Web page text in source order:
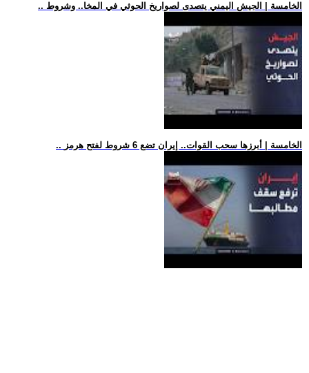
.. الخامسة | الجيش اليمني يتصدى لصواريخ الحوثي في المخا.. وشروط
.. الخامسة | أبرزها سحب القوات.. إيران تضع 6 شروط لفتح هرمز